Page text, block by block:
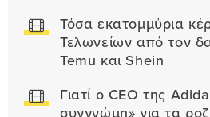
Τόσα εκατομμύρια
Τελωνείων από τον
Temu και Shein
Γιατί ο CEO της
συγγνώμη» για τα